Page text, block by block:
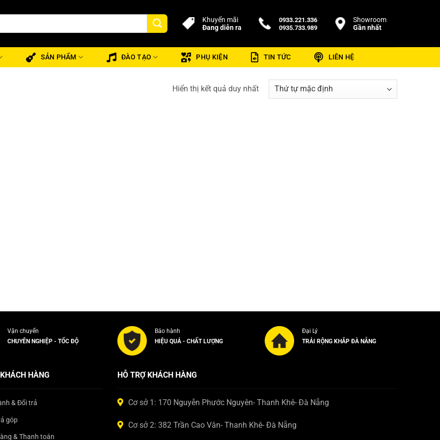
Khuyến mãi
Đang diễn ra
0933.221.336
0935.733.989
Showroom
Gần nhất
SẢN PHẨM ĐÀO TẠO PHỤ KIỆN TIN TỨC LIÊN HỆ
Hiển thị kết quả duy nhất
Vận chuyển
CHUYÊN NGHIỆP - TỐC ĐỘ
Bảo hành
HIỆU QUẢ - CHẤT LƯỢNG
Đại Lý
TRẢI RỘNG KHẮP ĐÀ NẴNG
HÀNG
& Đổi trả
góp
& Thanh toán
HỖ TRỢ KHÁCH HÀNG
Cơ sở 1: 170 Nguyễn Phước Nguyên- Thanh Khê- Đà Nẵng
Cơ sở 2: 382 Trần Cao Vân- Thanh Khê- Đà Nẵng